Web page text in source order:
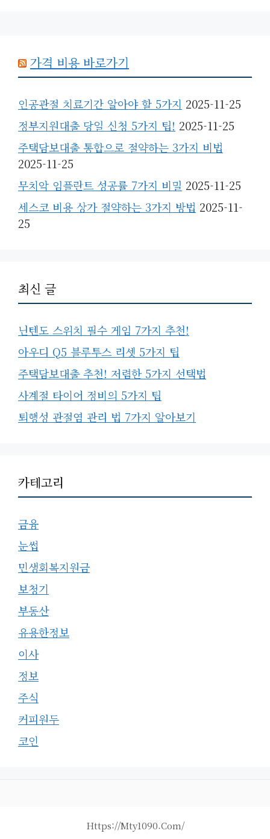
가격 비용 바로가기
인공관절 치료기간 알아야 할 5가지 2025-11-25
정부지원대출 당일 신청 5가지 팁! 2025-11-25
주택담보대출 통합으로 절약하는 3가지 비법
2025-11-25
무치악 임플란트 성공률 7가지 비밀 2025-11-25
세스코 비용 상가 절약하는 3가지 방법 2025-11-
25
최신 글
닌텐도 스위치 필수 게임 7가지 추천!
아우디 Q5 블루투스 리셋 5가지 팁
주택담보대출 추천! 저렴한 5가지 선택법
사계절 타이어 정비의 5가지 팁
퇴행성 관절염 관리 법 7가지 알아보기
카테고리
금융
눈썹
민생회복지원금
보청기
부동산
유용한정보
이사
정보
주식
커피원두
코인
Https://mty1090.com/